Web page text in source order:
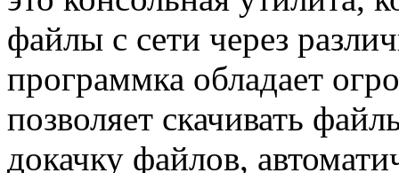
файлы с сети через
программка обладает
позволяет скачивать
докачку файлов,